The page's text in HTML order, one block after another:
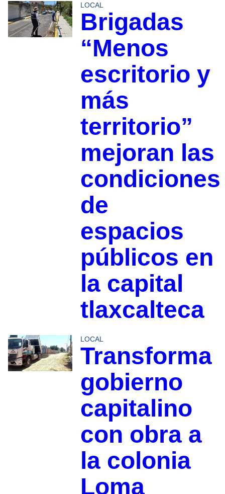
LOCAL
Brigadas
“Menos
escritorio y
más
territorio”
mejoran las
condiciones
de
espacios
públicos en
la capital
tlaxcalteca
LOCAL
Transforma
gobierno
capitalino
con obra a
la colonia
Loma